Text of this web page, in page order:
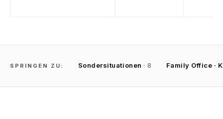
SPRINGEN ZU: Sondersituationen · 8 Family Office ·